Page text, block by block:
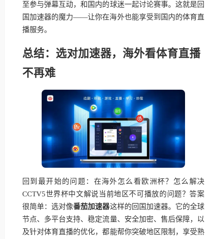
至参与弹幕互动，和国内的球迷一起讨论赛事。这就是回
国加速器的魔力——让你在海外也能享受到国内的体育直
播服务。
总结：选对加速器，海外看体育直播
不再难
回到最开始的问题：在海外怎么看欧洲杯？怎么解决
CCTV5世界杯中文解说当前地区不可播放的问题？答案
很简单：选对像番茄加速器这样的回国加速器。它的全球
节点、多平台支持、稳定流量、安全加密、售后保障，以
及针对体育直播的优化，都能帮你突破地区限制，享受熟